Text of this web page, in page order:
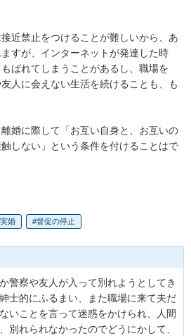
近禁止をつけることが難しいから、あ
すが、インターネットが発達した時
ばれてしまうことがあるし、職場を
人に会えない生活を続けることも、も
婚に際して「お互い自身と、お互いの
しない」という条件を付けることはで
婚 督促の停止
警察や友人が入って別れようとしてき
士的にふるまい、また職場に来て夫だ
いことを言って迷惑をかけられ、人間
別れられなかったのでどうにかして、